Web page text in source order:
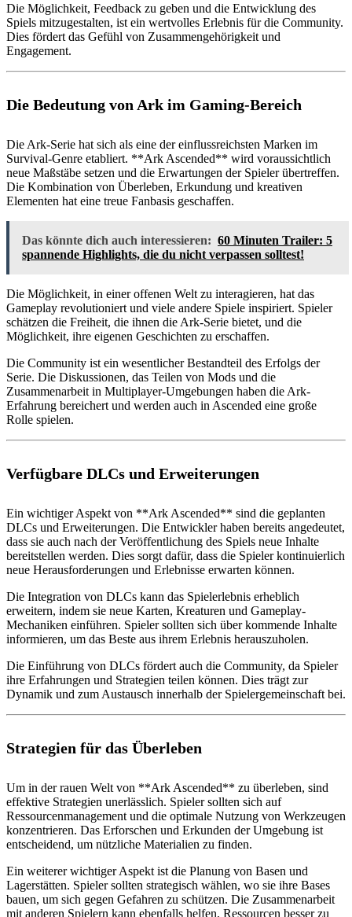
Die Möglichkeit, Feedback zu geben und die Entwicklung des
Spiels mitzugestalten, ist ein wertvolles Erlebnis für die Community.
Dies fördert das Gefühl von Zusammengehörigkeit und
Engagement.
Die Bedeutung von Ark im Gaming-Bereich
Die Ark-Serie hat sich als eine der einflussreichsten Marken im
Survival-Genre etabliert. **Ark Ascended** wird voraussichtlich
neue Maßstäbe setzen und die Erwartungen der Spieler übertreffen.
Die Kombination von Überleben, Erkundung und kreativen
Elementen hat eine treue Fanbasis geschaffen.
Das könnte dich auch interessieren: 60 Minuten Trailer: 5
spannende Highlights, die du nicht verpassen solltest!
Die Möglichkeit, in einer offenen Welt zu interagieren, hat das
Gameplay revolutioniert und viele andere Spiele inspiriert. Spieler
schätzen die Freiheit, die ihnen die Ark-Serie bietet, und die
Möglichkeit, ihre eigenen Geschichten zu erschaffen.
Die Community ist ein wesentlicher Bestandteil des Erfolgs der
Serie. Die Diskussionen, das Teilen von Mods und die
Zusammenarbeit in Multiplayer-Umgebungen haben die Ark-
Erfahrung bereichert und werden auch in Ascended eine große
Rolle spielen.
Verfügbare DLCs und Erweiterungen
Ein wichtiger Aspekt von **Ark Ascended** sind die geplanten
DLCs und Erweiterungen. Die Entwickler haben bereits angedeutet,
dass sie auch nach der Veröffentlichung des Spiels neue Inhalte
bereitstellen werden. Dies sorgt dafür, dass die Spieler kontinuierlich
neue Herausforderungen und Erlebnisse erwarten können.
Die Integration von DLCs kann das Spielerlebnis erheblich
erweitern, indem sie neue Karten, Kreaturen und Gameplay-
Mechaniken einführen. Spieler sollten sich über kommende Inhalte
informieren, um das Beste aus ihrem Erlebnis herauszuholen.
Die Einführung von DLCs fördert auch die Community, da Spieler
ihre Erfahrungen und Strategien teilen können. Dies trägt zur
Dynamik und zum Austausch innerhalb der Spielergemeinschaft bei.
Strategien für das Überleben
Um in der rauen Welt von **Ark Ascended** zu überleben, sind
effektive Strategien unerlässlich. Spieler sollten sich auf
Ressourcenmanagement und die optimale Nutzung von Werkzeugen
konzentrieren. Das Erforschen und Erkunden der Umgebung ist
entscheidend, um nützliche Materialien zu finden.
Ein weiterer wichtiger Aspekt ist die Planung von Basen und
Lagerstätten. Spieler sollten strategisch wählen, wo sie ihre Bases
bauen, um sich gegen Gefahren zu schützen. Die Zusammenarbeit
mit anderen Spielern kann ebenfalls helfen, Ressourcen besser zu